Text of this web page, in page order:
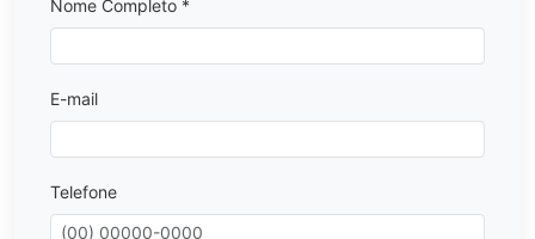
Nome Completo *
E-mail
Telefone